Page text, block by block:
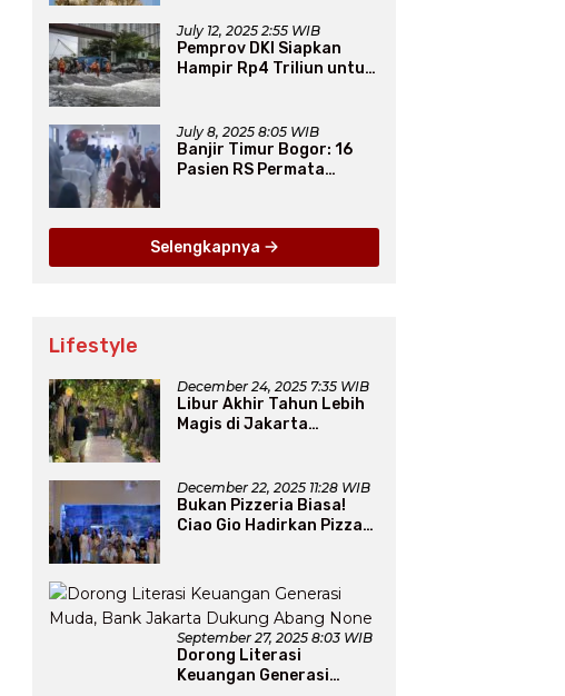
July 12, 2025 2:55 WIB
Pemprov DKI Siapkan
Hampir Rp4 Triliun untuk
July 8, 2025 8:05 WIB
Banjir Timur Bogor: 16
Pasien RS Permata
Selengkapnya
Lifestyle
December 24, 2025 7:35 WIB
Libur Akhir Tahun Lebih
Magis di Jakarta
Fairyland”
December 22, 2025 11:28 WIB
Bukan Pizzeria Biasa!
Ciao Gio Hadirkan Pizza
Giant Pizza
September 27, 2025 8:03 WIB
Dorong Literasi
Keuangan Generasi